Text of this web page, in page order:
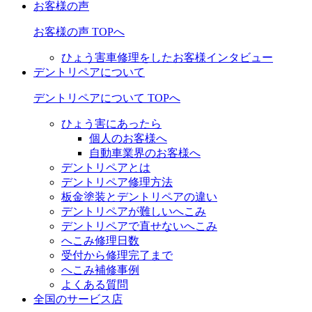
お客様の声
お客様の声 TOPへ
ひょう害車修理をしたお客様インタビュー
デントリペアについて
デントリペアについて TOPへ
ひょう害にあったら
個人のお客様へ
自動車業界のお客様へ
デントリペアとは
デントリペア修理方法
板金塗装とデントリペアの違い
デントリペアが難しいへこみ
デントリペアで直せないへこみ
へこみ修理日数
受付から修理完了まで
へこみ補修事例
よくある質問
全国のサービス店